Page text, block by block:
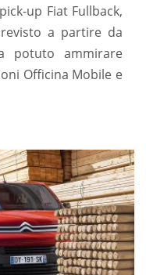
up Fiat Fullback,
a partire da
potuto ammirare
Officina Mobile e